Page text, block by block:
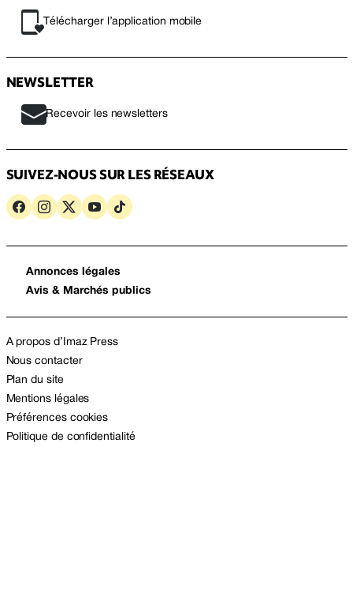
Télécharger l’application mobile
NEWSLETTER
Recevoir les newsletters
SUIVEZ-NOUS SUR LES RÉSEAUX
Annonces légales
Avis & Marchés publics
A propos d’Imaz Press
Nous contacter
Plan du site
Mentions légales
Préférences cookies
Politique de confidentialité